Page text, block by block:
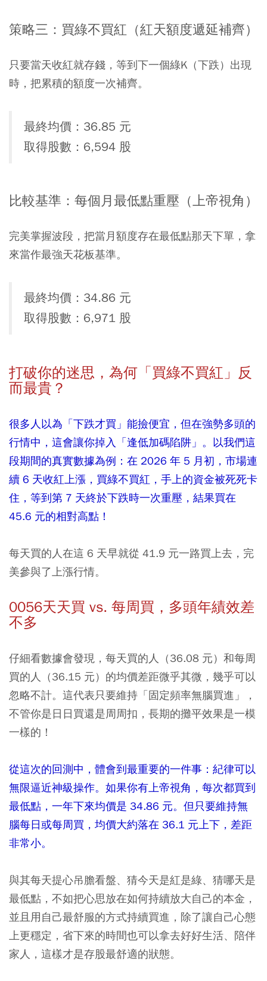
策略三：買綠不買紅（紅天額度遞延補齊）
只要當天收紅就存錢，等到下一個綠K（下跌）出現
時，把累積的額度一次補齊。
最終均價：36.85 元
取得股數：6,594 股
比較基準：每個月最低點重壓（上帝視角）
完美掌握波段，把當月額度存在最低點那天下單，拿
來當作最強天花板基準。
最終均價：34.86 元
取得股數：6,971 股
打破你的迷思，為何「買綠不買紅」反
而最貴？
很多人以為「下跌才買」能撿便宜，但在強勢多頭的
行情中，這會讓你掉入「逢低加碼陷阱」。以我們這
段期間的真實數據為例：在 2026 年 5 月初，市場連
續 6 天收紅上漲，買綠不買紅，手上的資金被死死卡
住，等到第 7 天終於下跌時一次重壓，結果買在
45.6 元的相對高點！
每天買的人在這 6 天早就從 41.9 元一路買上去，完
美參與了上漲行情。
0056天天買 vs. 每周買，多頭年績效差
不多
仔細看數據會發現，每天買的人（36.08 元）和每周
買的人（36.15 元）的均價差距微乎其微，幾乎可以
忽略不計。這代表只要維持「固定頻率無腦買進」，
不管你是日日買還是周周扣，長期的攤平效果是一模
一樣的！
從這次的回測中，體會到最重要的一件事：紀律可以
無限逼近神級操作。如果你有上帝視角，每次都買到
最低點，一年下來均價是 34.86 元。但只要維持無
腦每日或每周買，均價大約落在 36.1 元上下，差距
非常小。
與其每天提心吊膽看盤、猜今天是紅是綠、猜哪天是
最低點，不如把心思放在如何持續放大自己的本金，
並且用自己最舒服的方式持續買進，除了讓自己心態
上更穩定，省下來的時間也可以拿去好好生活、陪伴
家人，這樣才是存股最舒適的狀態。